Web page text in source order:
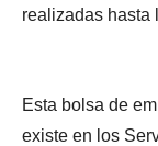
realizadas hasta
Esta bolsa de
existe en los